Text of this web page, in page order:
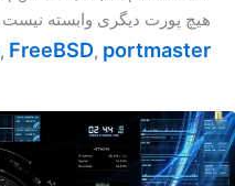
هیچ پورت دیگری وابسته نیست و
, FreeBSD, portmaster